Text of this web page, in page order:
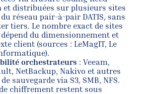
et distribuées sur plusieurs sites
réseau pair-à-pair DATIS, sans
tiers. Le nombre exact de sites
du dimensionnement et
client (sources : LeMagIT, Le
orchestrateurs : Veeam,
NetBackup, Nakivo et autres
sauvegarde via S3, SMB, NFS.
chiffrement restent sous